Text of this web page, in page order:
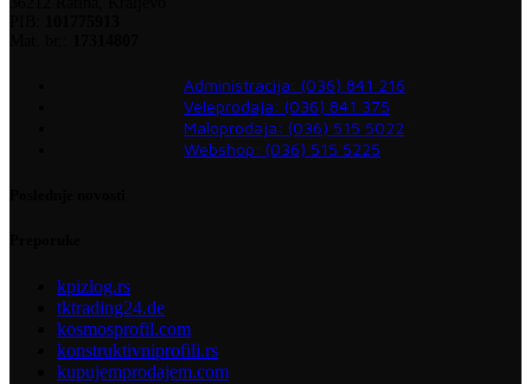
Administracija: (036) 841 216
Veleprodaja: (036) 841 375
Maloprodaja: (036) 515 5022
Webshop: (036) 515 5225
kpizlog.rs
tktrading24.de
kosmosprofil.com
konstruktivniprofili.rs
kupujemprodajem.com